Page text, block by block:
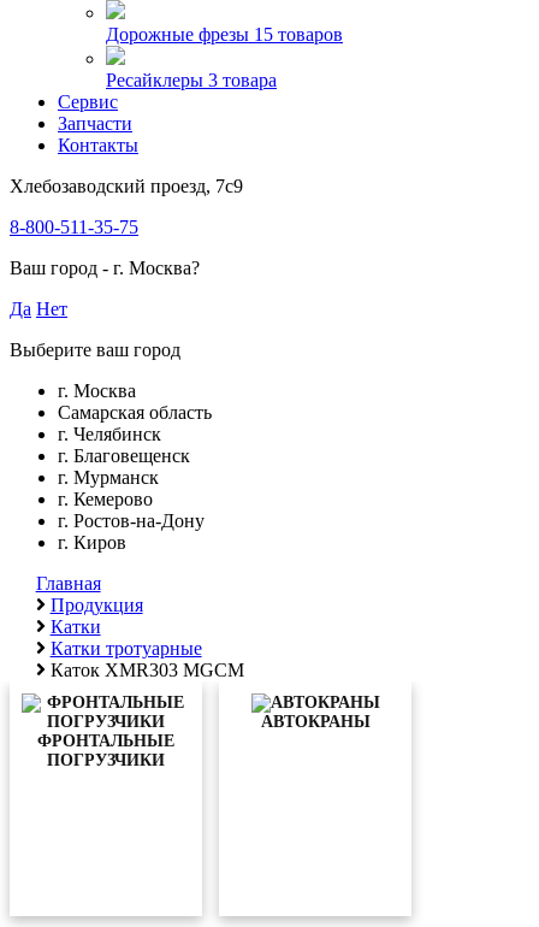
Дорожные фрезы 15 товаров
Ресайклеры 3 товара
Сервис
Запчасти
Контакты
Хлебозаводский проезд, 7с9
8-800-511-35-75
Ваш город - г. Москва?
Да Нет
Выберите ваш город
г. Москва
Самарская область
г. Челябинск
г. Благовещенск
г. Мурманск
г. Кемерово
г. Ростов-на-Дону
г. Киров
Главная
Продукция
Катки
Катки тротуарные
Каток XMR303 MGCM
ФРОНТАЛЬНЫЕ
ПОГРУЗЧИКИ
АВТОКРАНЫ